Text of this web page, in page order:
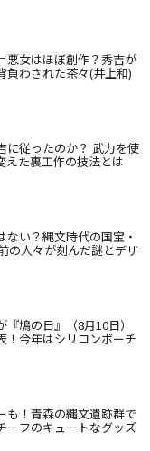
悪女はほぼ創作？秀吉が
負わされた茶々(井上和)
に従ったのか？ 武力を使
えた裏工作の技法とは
ない？縄文時代の国宝・
の人々が刻んだ謎とデザ
鳩の日』（8月10日）
！今年はシリコンポーチ
も！青森の縄文遺跡群で
ーフのキュートなグッズ